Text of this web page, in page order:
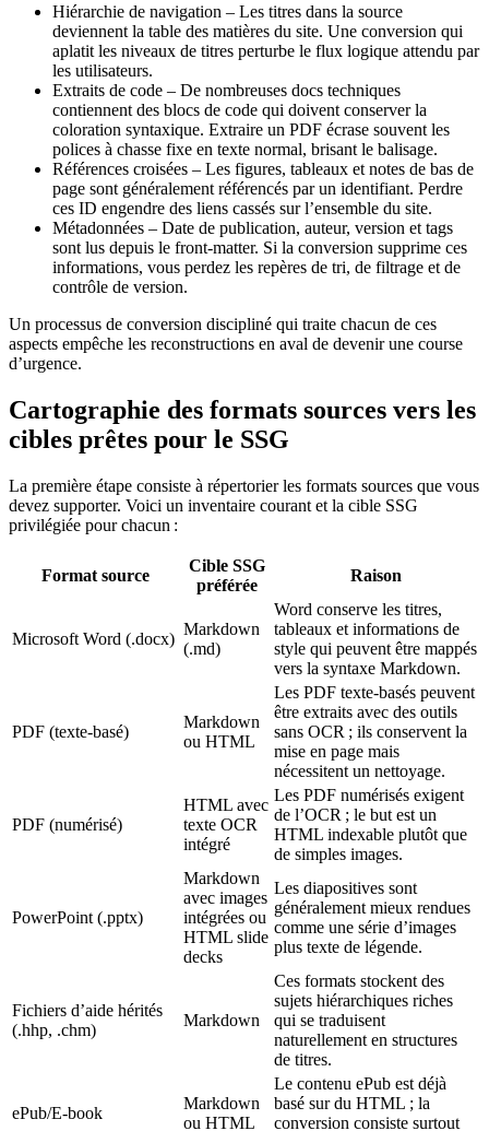
Hiérarchie de navigation – Les titres dans la source
deviennent la table des matières du site. Une conversion qui
aplatit les niveaux de titres perturbe le flux logique attendu par
les utilisateurs.
Extraits de code – De nombreuses docs techniques
contiennent des blocs de code qui doivent conserver la
coloration syntaxique. Extraire un PDF écrase souvent les
polices à chasse fixe en texte normal, brisant le balisage.
Références croisées – Les figures, tableaux et notes de bas de
page sont généralement référencés par un identifiant. Perdre
ces ID engendre des liens cassés sur l’ensemble du site.
Métadonnées – Date de publication, auteur, version et tags
sont lus depuis le front‑matter. Si la conversion supprime ces
informations, vous perdez les repères de tri, de filtrage et de
contrôle de version.
Un processus de conversion discipliné qui traite chacun de ces
aspects empêche les reconstructions en aval de devenir une course
d’urgence.
Cartographie des formats sources vers les
cibles prêtes pour le SSG
La première étape consiste à répertorier les formats sources que vous
devez supporter. Voici un inventaire courant et la cible SSG
privilégiée pour chacun :
Format source
Cible SSG
préférée
Raison
Microsoft Word (.docx)
Markdown
(.md)
Word conserve les titres,
tableaux et informations de
style qui peuvent être mappés
vers la syntaxe Markdown.
PDF (texte‑basé)
Markdown
ou HTML
Les PDF texte‑basés peuvent
être extraits avec des outils
sans OCR ; ils conservent la
mise en page mais
nécessitent un nettoyage.
PDF (numérisé)
HTML avec
texte OCR
intégré
Les PDF numérisés exigent
de l’OCR ; le but est un
HTML indexable plutôt que
de simples images.
PowerPoint (.pptx)
Markdown
avec images
intégrées ou
HTML slide
decks
Les diapositives sont
généralement mieux rendues
comme une série d’images
plus texte de légende.
Fichiers d’aide hérités
(.hhp, .chm)
Markdown
Ces formats stockent des
sujets hiérarchiques riches
qui se traduisent
naturellement en structures
de titres.
ePub/E‑book
Markdown
ou HTML
Le contenu ePub est déjà
basé sur du HTML ; la
conversion consiste surtout